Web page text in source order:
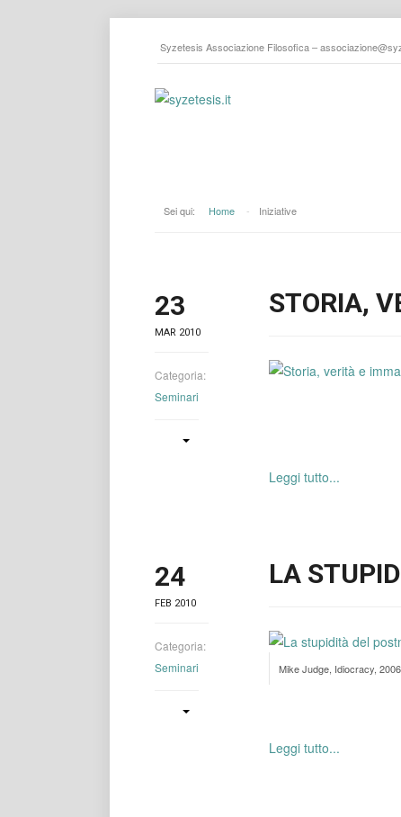
Syzetesis Associazione Filosofica –
Sei qui: Home - Iniziative
23
MAR 2010
Categoria:
Seminari
STORIA,
Leggi tutto...
24
FEB 2010
Categoria:
Seminari
LA
Mike Judge, Idiocracy, 2006
Leggi tutto...